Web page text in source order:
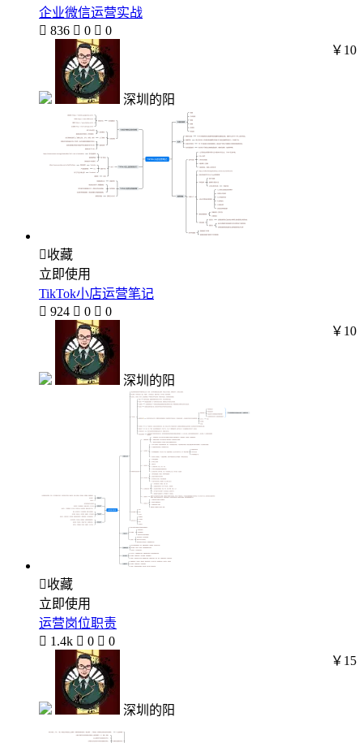
企业微信运营实战
 836  0  0
深圳的阳
￥10
收藏
立即使用
TikTok小店运营笔记
 924  0  0
深圳的阳
￥10
收藏
立即使用
运营岗位职责
 1.4k  0  0
深圳的阳
￥15